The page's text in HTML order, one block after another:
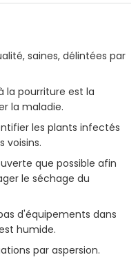
saines, délintées par
la pourriture est la
la maladie.
les plants infectés
voisins.
que possible afin
le séchage du
d'équipements dans
humide.
par aspersion.